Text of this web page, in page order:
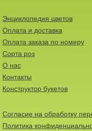
Энциклопедия цветов
Оплата и доставка
Оплата заказа по номеру
Сорта роз
О нас
Контакты
Конструктор букетов
Согласие на обработку
Политика